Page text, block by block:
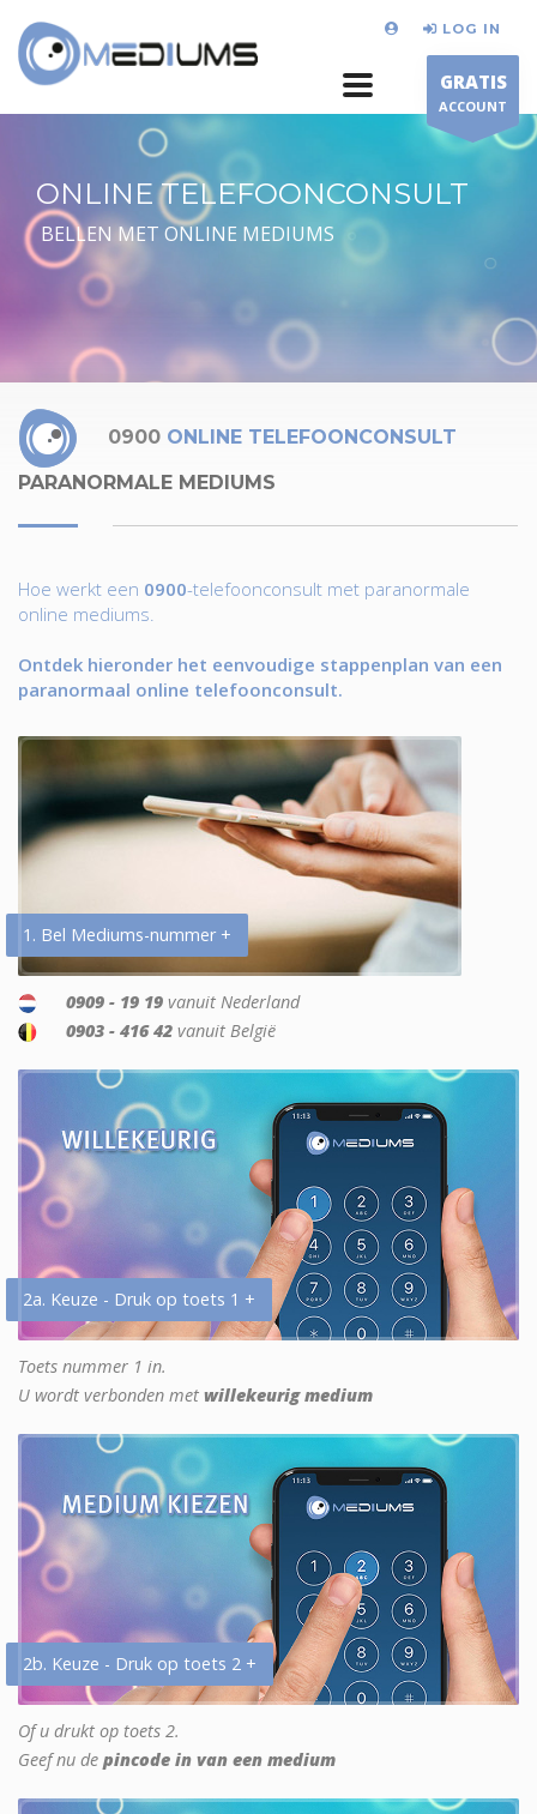
LOG IN
GRATIS
ACCOUNT
ONLINE TELEFOONCONSULT
BELLEN MET ONLINE MEDIUMS
0900 ONLINE TELEFOONCONSULT
PARANORMALE MEDIUMS
Hoe werkt een 0900-telefoonconsult met paranormale
online mediums.
Ontdek hieronder het eenvoudige stappenplan van een
paranormaal online telefoonconsult.
1. Bel Mediums-nummer +
0909 - 19 19 vanuit Nederland
0903 - 416 42 vanuit België
2a. Keuze - Druk op toets 1 +
Toets nummer 1 in.
U wordt verbonden met willekeurig medium
2b. Keuze - Druk op toets 2 +
Of u drukt op toets 2.
Geef nu de pincode in van een medium